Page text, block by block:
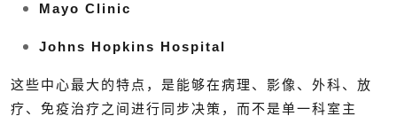
Mayo Clinic
Johns Hopkins Hospital
这些中心最大的特点，是能够在病理、影像、外科、放
疗、免疫治疗之间进行同步决策，而不是单一科室主